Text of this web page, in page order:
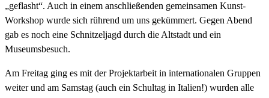
„geflasht“. Auch in einem anschließenden gemeinsamen Kunst-
Workshop wurde sich rührend um uns gekümmert. Gegen Abend
gab es noch eine Schnitzeljagd durch die Altstadt und ein
Museumsbesuch.
Am Freitag ging es mit der Projektarbeit in internationalen Gruppen
weiter und am Samstag (auch ein Schultag in Italien!) wurden alle